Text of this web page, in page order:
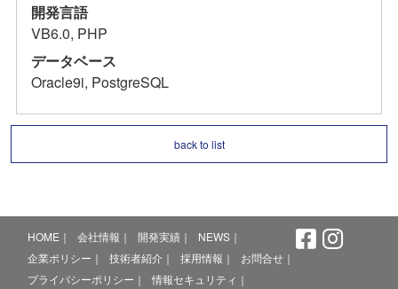
開発言語
VB6.0, PHP
データベース
Oracle9i, PostgreSQL
back to list
HOME 会社情報 開発実績
NEWS
企業ポリシー
技術者紹介 採用情報
お問合せ
プライバシーポリシー
情報セキュリティ